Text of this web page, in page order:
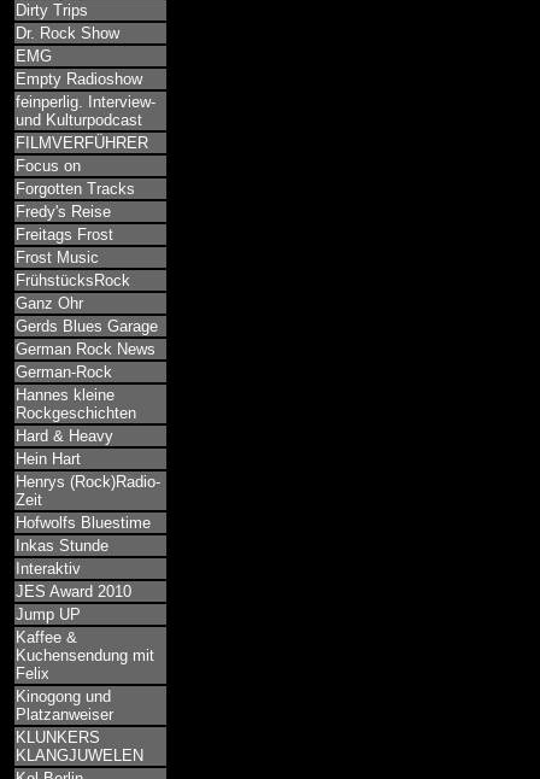
Dirty Trips
Dr. Rock Show
EMG
Empty Radioshow
feinperlig. Interview-
und Kulturpodcast
FILMVERFÜHRER
Focus on
Forgotten Tracks
Fredy's Reise
Freitags Frost
Frost Music
FrühstücksRock
Ganz Ohr
Gerds Blues Garage
German Rock News
German-Rock
Hannes kleine
Rockgeschichten
Hard & Heavy
Hein Hart
Henrys (Rock)Radio-
Zeit
Hofwolfs Bluestime
Inkas Stunde
Interaktiv
JES Award 2010
Jump UP
Kaffee &
Kuchensendung mit
Felix
Kinogong und
Platzanweiser
KLUNKERS
KLANGJUWELEN